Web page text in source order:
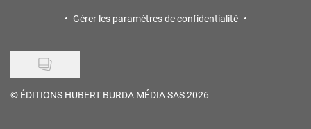
Gérer les paramètres de confidentialité
© ÉDITIONS HUBERT BURDA MÉDIA SAS 2026